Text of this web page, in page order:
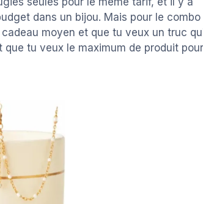
dans un bijou. Mais pour le
moyen et que tu veux un truc
tu veux le maximum de produit pour